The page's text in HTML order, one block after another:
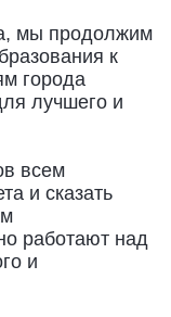
мы продолжим
к
города
лучшего и
всем
и сказать
работают над
и